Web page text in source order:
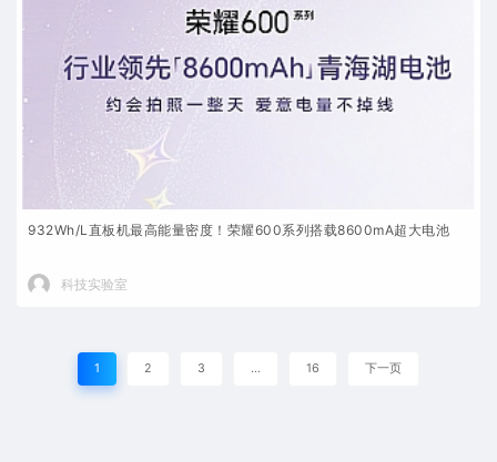
932Wh/L直板机最高能量密度！荣耀600系列搭载8600mA超大电池
科技实验室
1 2 3 … 16 下一页